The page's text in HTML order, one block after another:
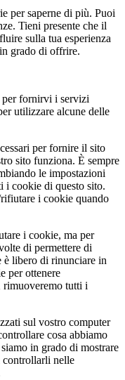
per saperne di più. Puoi
Tieni presente che il
sulla tua esperienza
grado di offrire.
per fornirvi i servizi
utilizzare alcune delle
per fornire il sito
sito funziona. È sempre
le impostazioni
i cookie di questo sito.
i cookie quando
i cookie, ma per
di permettere di
è libero di rinunciare in
per ottenere
rimuoveremo tutti i
sul vostro computer
cosa abbiamo
in grado di mostrare
nelle